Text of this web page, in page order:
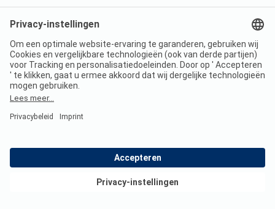
Zwemmen 3.3
Zwemmen in natuurwater
Zwembaden
Bekijk deals